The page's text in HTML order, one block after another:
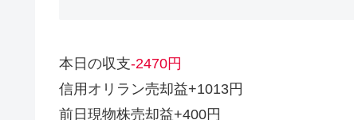
本日の収支-2470円
信用オリラン売却益+1013円
前日現物株売却益+400円